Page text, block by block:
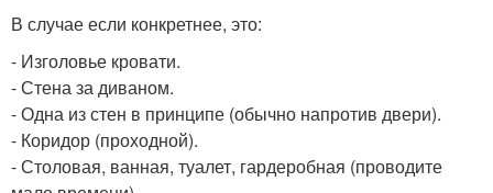
В случае если конкретнее, это:
- Изголовье кровати.
- Стена за диваном.
- Одна из стен в принципе (обычно напротив двери).
- Коридор (проходной).
- Столовая, ванная, туалет, гардеробная (проводите